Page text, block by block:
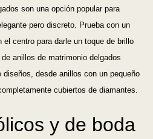
son una opción popular para
pero discreto. Prueba con un
centro para darle un toque de brillo
anillos de matrimonio delgados
desde anillos con un pequeño
cubiertos de diamantes.
y de boda